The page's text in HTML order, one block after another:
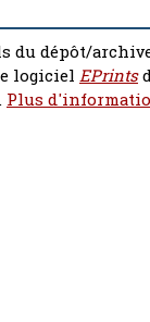
du dépôt/
logiciel EPrints
Plus